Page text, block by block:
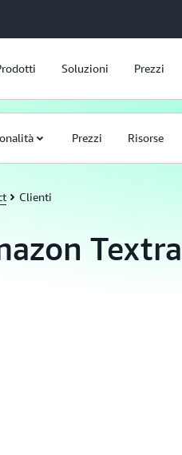
Soluzioni Prezzi
Prezzi Risorse
Clienti